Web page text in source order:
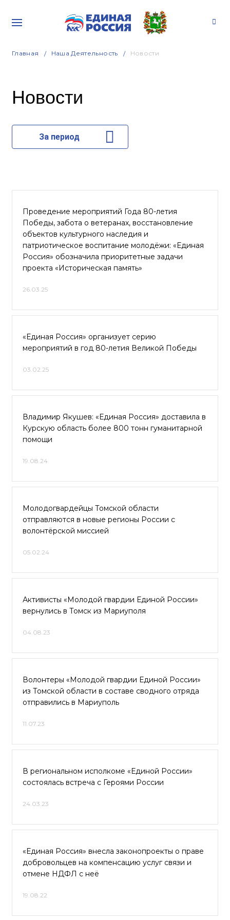
Главная Наша Деятельность Новости
Новости
За период
Проведение мероприятий Года 80-летия
Победы, забота о ветеранах, восстановление
объектов культурного наследия и
патриотическое воспитание молодёжи: «Единая
Россия» обозначила приоритетные задачи
проекта «Историческая память»
26.03.25
«Единая Россия» организует серию
мероприятий в год 80-летия Великой Победы
03.02.25
Владимир Якушев: «Единая Россия» доставила в
Курскую область более 800 тонн гуманитарной
помощи
19.08.24
Молодогвардейцы Томской области
отправляются в новые регионы России с
волонтёрской миссией
05.02.24
Активисты «Молодой гвардии Единой России»
вернулись в Томск из Мариуполя
04.08.23
Волонтеры «Молодой гвардии Единой России»
из Томской области в составе сводного отряда
отправились в Мариуполь
11.07.23
В региональном исполкоме «Единой России»
состоялась встреча с Героями России
24.03.23
«Единая Россия» внесла законопроекты о праве
добровольцев на компенсацию услуг связи и
отмене НДФЛ с неё
19.08.22